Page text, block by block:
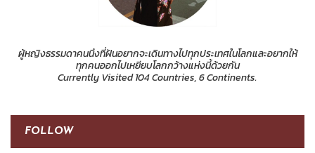
ผู้หญิงธรรมดาคนนึงที่ฝันอยากจะเดินทางไปทุกประเทศในโลกและอยากให้
ทุกคนออกไปเหยียบโลกกว้างแห่งนี้ด้วยกัน
Currently Visited 104 Countries, 6 Continents.
FOLLOW